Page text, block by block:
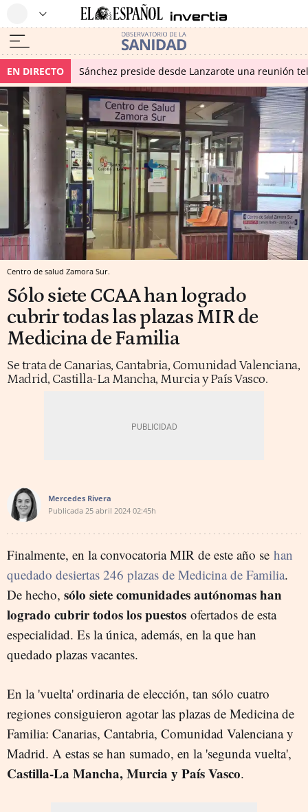
EN DIRECTO Sánchez preside desde Lanzarote una reunión
Centro de salud Zamora Sur.
Sólo siete CCAA han logrado
cubrir todas las plazas MIR de
Medicina de Familia
Se trata de Canarias, Cantabria, Comunidad Valenciana,
Madrid, Castilla-La Mancha, Murcia y País Vasco.
Mercedes Rivera
Publicada 25 abril 2024 02:45h
Finalmente, en la convocatoria MIR de este año se han
quedado desiertas 246 plazas de Medicina de Familia.
De hecho, sólo siete comunidades autónomas han
logrado cubrir todos los puestos ofertados de esta
especialidad. Es la única, además, en la que han
quedado plazas vacantes.
En la 'vuelta' ordinaria de elección, tan sólo cuatro
regiones consiguieron agotar las plazas de Medicina de
Familia: Canarias, Cantabria, Comunidad Valenciana y
Madrid. A estas se han sumado, en la 'segunda vuelta',
Castilla-La Mancha, Murcia y País Vasco.